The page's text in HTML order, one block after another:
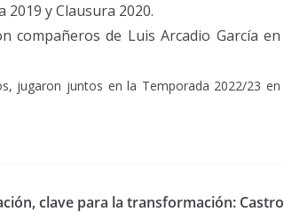
y Clausura 2020.
compañeros de Luis Arcadio García en
jugaron juntos en la Temporada 2022/23 en
clave para la transformación: Castro